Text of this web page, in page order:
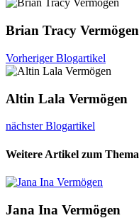
Brian Tracy Vermögen
Vorheriger Blogartikel
Altin Lala Vermögen
nächster Blogartikel
Weitere Artikel zum Thema
Jana Ina Vermögen